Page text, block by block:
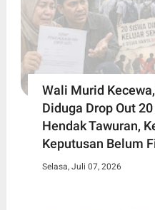
Wali Murid
Diduga Drop Out
Hendak Tawuran,
Keputusan Belum
Selasa, Juli 07, 2026